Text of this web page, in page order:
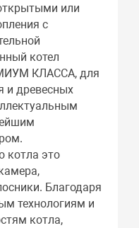
или
с
котел
КЛАССА, для
и древесных
котла это
Благодаря
технологиям и
котла,